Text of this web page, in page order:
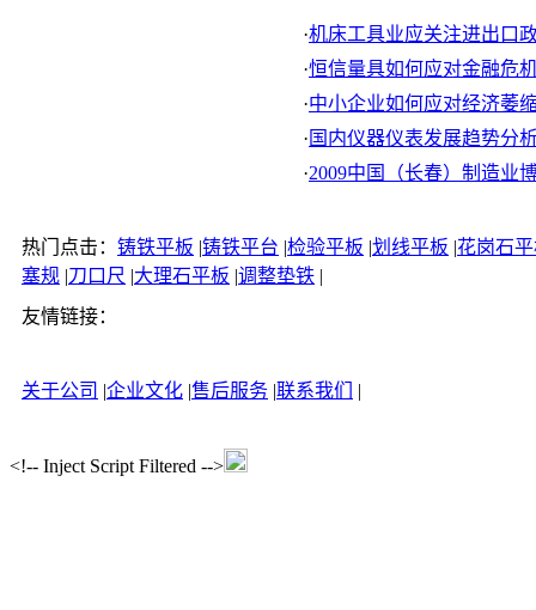
·机床工具业应关注进出口
·恒信量具如何应对金融危
·中小企业如何应对经济萎
· 国内仪器仪表发展趋势分
·2009中国（长春）制造业
热门点击： 铸铁平板 |铸铁平台 |检验平板 |划线平板 |花岗石
塞规 |刀口尺 |大理石平板 |调整垫铁 |
友情链接：
关于公司 |企业文化 |售后服务 |联系我们 |
<!-- Inject Script Filtered -->